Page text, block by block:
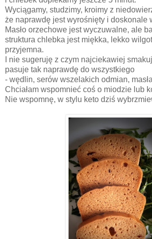
Wyciągamy, studzimy, kroimy z
że naprawdę jest wyrośnięty i doskonale
Masło orzechowe jest wyczuwalne, ale
struktura chlebka jest miękka, lekko
przyjemna.
I nie sugeruję z czym najciekawiej
pasuje tak naprawdę do wszystkiego
- wędlin, serów wszelakich odmian,
Chciałam wspomnieć coś o miodzie lub
Nie wspomnę, w stylu keto dziś